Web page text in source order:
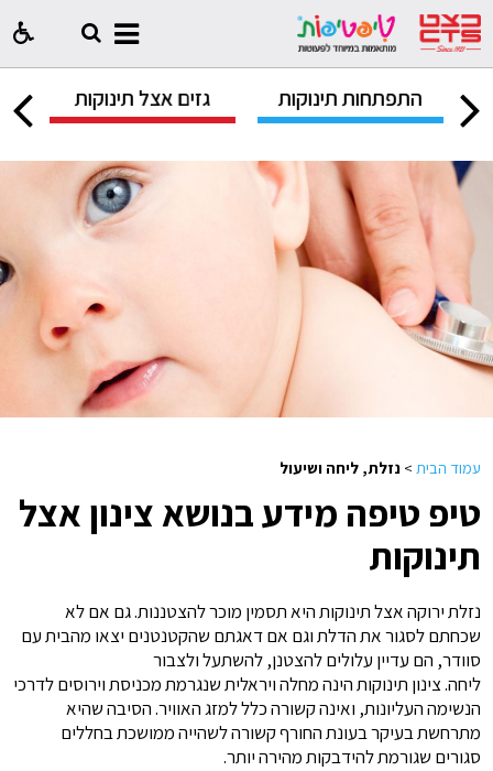
התפתחות תינוקות גזים אצל תינוקות
עמוד הבית > נזלת, ליחה ושיעול
טיפ טיפה מידע בנושא צינון אצל
תינוקות
נזלת ירוקה אצל תינוקות היא תסמין מוכר להצטננות. גם אם לא
שכחתם לסגור את הדלת וגם אם דאגתם שהקטנטנים יצאו מהבית עם
סוודר, הם עדיין עלולים להצטנן, להשתעל ולצבור
ליחה. צינון תינוקות הינה מחלה ויראלית שנגרמת מכניסת וירוסים לדרכי
הנשימה העליונות, ואינה קשורה כלל למזג האוויר. הסיבה שהיא
מתרחשת בעיקר בעונת החורף קשורה לשהייה ממושכת בחללים
סגורים שגורמת להידבקות מהירה יותר.